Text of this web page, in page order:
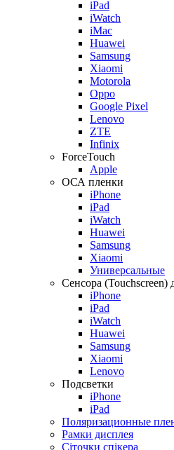
iPad
iWatch
iMac
Huawei
Samsung
Xiaomi
Motorola
Oppo
Google Pixel
Lenovo
ZTE
Infinix
ForceTouch
Apple
ОСА пленки
iPhone
iPad
iWatch
Huawei
Samsung
Xiaomi
Универсальные
Сенсора (Touchscreen)
iPhone
iPad
iWatch
Huawei
Samsung
Xiaomi
Lenovo
Подсветки
iPhone
iPad
Поляризационные
Рамки дисплея
Сіточки спікера